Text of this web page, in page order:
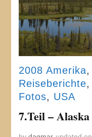
2008 Amerika,
Reiseberichte,
Fotos, USA
7.Teil – Alaska